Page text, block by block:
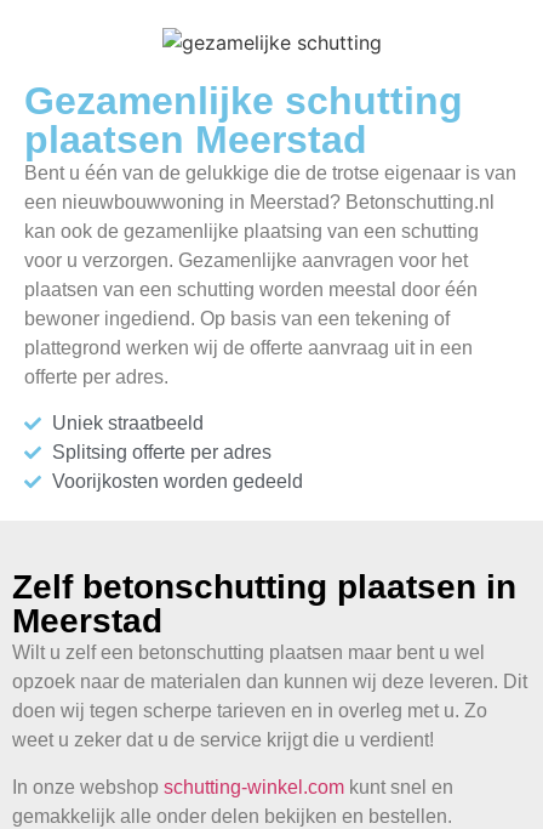
Gezamenlijke schutting
plaatsen Meerstad
Bent u één van de gelukkige die de trotse eigenaar is van
een nieuwbouwwoning in Meerstad? Betonschutting.nl
kan ook de gezamenlijke plaatsing van een schutting
voor u verzorgen. Gezamenlijke aanvragen voor het
plaatsen van een schutting worden meestal door één
bewoner ingediend. Op basis van een tekening of
plattegrond werken wij de offerte aanvraag uit in een
offerte per adres.
Uniek straatbeeld
Splitsing offerte per adres
Voorijkosten worden gedeeld
Zelf betonschutting plaatsen in
Meerstad
Wilt u zelf een betonschutting plaatsen maar bent u wel
opzoek naar de materialen dan kunnen wij deze leveren. Dit
doen wij tegen scherpe tarieven en in overleg met u. Zo
weet u zeker dat u de service krijgt die u verdient!
In onze webshop schutting-winkel.com kunt snel en
gemakkelijk alle onder delen bekijken en bestellen.